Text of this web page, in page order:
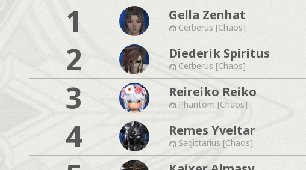
1 Gella Zenhat
Cerberus [Chaos]
2 Diederik Spiritus
Cerberus [Chaos]
3 Reireiko Reiko
Phantom [Chaos]
4 Remes Yveltar
Sagittarius [Chaos]